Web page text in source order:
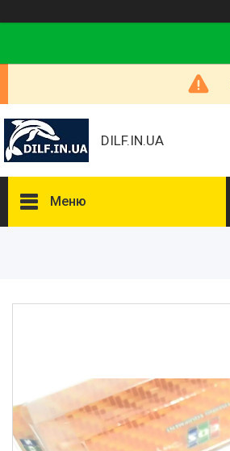
DILF.IN.UA
Меню
Рибальські снасті
Повернення та обмін
Відгуки